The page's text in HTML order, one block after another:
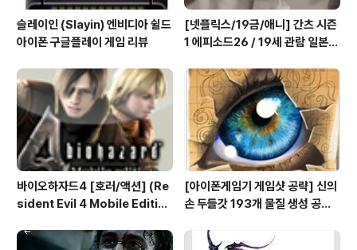
슬레이인 (Slayin) 엔비디아 쉴드
아이폰 구글플레이 게임 리뷰
[넷플릭스/19금/애니] 간츠 시즌
1 에피소드26 / 19세 관람 일본
바이오하자드4 [호러/액션] (Re
sident Evil 4 Mobile Editio
[아이폰게임기 게임샷 공략] 신의
손 두들갓 193개 물질 생성 공략